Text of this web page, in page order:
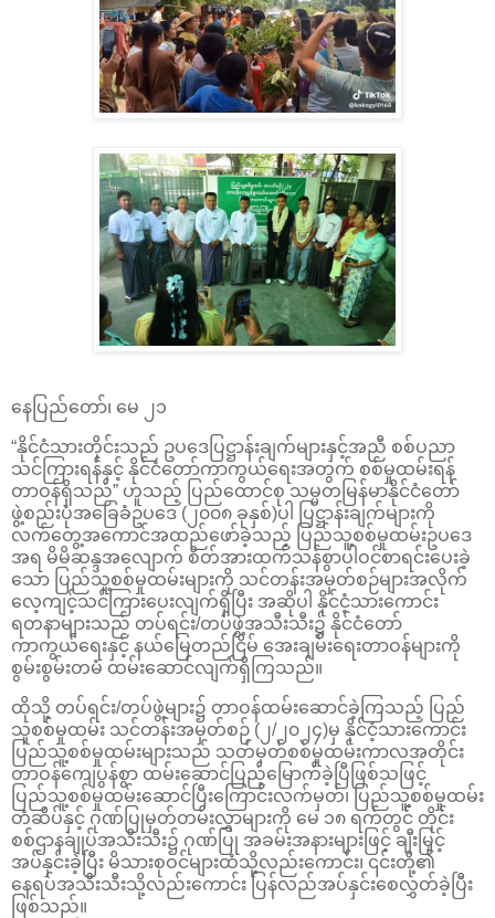
နေပြည်တော်၊ မေ ၂၁
“နိုင်ငံသားတိုင်းသည် ဥပဒေပြဋ္ဌာန်းချက်များနှင့်အညီ စစ်ပညာ
သင်ကြားရန်နှင့် နိုင်ငံတော်ကာကွယ်ရေးအတွက် စစ်မှုထမ်းရန်
တာဝန်ရှိသည်” ဟူသည့် ပြည်ထောင်စု သမ္မတမြန်မာနိုင်ငံတော်
ဖွဲ့စည်းပုံအခြေခံဥပဒေ (၂၀၀၈ ခုနှစ်)ပါ ပြဋ္ဌာန်းချက်များကို
လက်တွေ့အကောင်အထည်ဖော်ခဲ့သည့် ပြည်သူ့စစ်မှုထမ်းဥပဒေ
အရ မိမိဆန္ဒအလျောက် စိတ်အားထက်သန်စွာပါဝင်စာရင်းပေးခဲ့
သော ပြည်သူ့စစ်မှုထမ်းများကို သင်တန်းအမှတ်စဉ်များအလိုက်
လေ့ကျင့်သင်ကြားပေးလျက်ရှိပြီး အဆိုပါ နိုင်ငံ့သားကောင်း
ရတနာများသည် တပ်ရင်း/တပ်ဖွဲ့အသီးသီး၌ နိုင်ငံတော်
ကာကွယ်ရေးနှင့် နယ်မြေတည်ငြိမ် အေးချမ်းရေးတာဝန်များကို
စွမ်းစွမ်းတမံ ထမ်းဆောင်လျက်ရှိကြသည်။
ထိုသို့ တပ်ရင်း/တပ်ဖွဲ့များ၌ တာဝန်ထမ်းဆောင်ခဲ့ကြသည့် ပြည်
သူစစ်မှုထမ်း သင်တန်းအမှတ်စဉ် (၂/၂၀၂၄)မှ နိုင်ငံ့သားကောင်း
ပြည်သူ့စစ်မှုထမ်းများသည် သတ်မှတ်စစ်မှုထမ်းကာလအတိုင်း
တာဝန်ကျေပွန်စွာ ထမ်းဆောင်ပြည့်မြောက်ခဲ့ပြီဖြစ်သဖြင့်
ပြည်သူ့စစ်မှုထမ်းဆောင်ပြီးကြောင်းလက်မှတ်၊ ပြည်သူ့စစ်မှုထမ်း
တံဆိပ်နှင့် ဂုဏ်ပြုမှတ်တမ်းလွှာများကို မေ ၁၈ ရက်တွင် တိုင်း
စစ်ဌာနချုပ်အသီးသီး၌ ဂုဏ်ပြု အခမ်းအနားများဖြင့် ချီးမြှင့်
အပ်နှင်းခဲ့ပြီး မိသားစုဝင်များထံသို့လည်းကောင်း၊ ၎င်းတို့၏
နေရပ်အသီးသီးသို့လည်းကောင်း ပြန်လည်အပ်နှင်းစေလွှတ်ခဲ့ပြီး
ဖြစ်သည်။